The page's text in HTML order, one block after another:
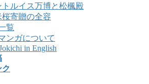
トルイス万博と松楓殿
桜寄贈の全容
覧
ンガについて
in English